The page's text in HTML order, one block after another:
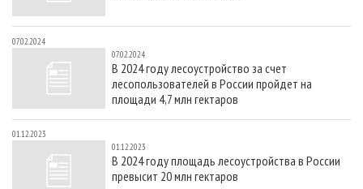
07.02.2024
07.02.2024
В 2024 году лесоустройство за счет
лесопользователей в России пройдет на
площади 4,7 млн гектаров
01.12.2023
01.12.2023
В 2024 году площадь лесоустройства в России
превысит 20 млн гектаров